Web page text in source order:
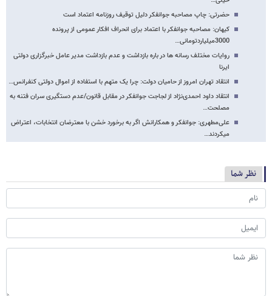
حضرتی: چاپ مصاحبه جوانفکر دلیل توقیف روزنامه اعتماد است
کیهان: مصاحبه جوانفکر با اعتماد برای انحراف افکار عمومی از پرونده
3000میلیاردتومانی…
روایات مختلف رسانه ها در باره بازداشت و عدم بازداشت مدیر عامل خبرگزاری دولتی
ایرنا
انتقاد تهران امروز از حامیان دولت: چرا یک متهم با استفاده از اموال دولتی کنفرانس…
انتقاد داود احمدی‌نژاد از لجاجت جوانفکر در مقابل قانون/عدم دستگیری سران فتنه به
مصلحت…
علی‌مطهری: جوانفکر و همکارانش اگر به برخورد خشن با معترضان انتخابات، اعتراض
می​کردند…
نظر شما